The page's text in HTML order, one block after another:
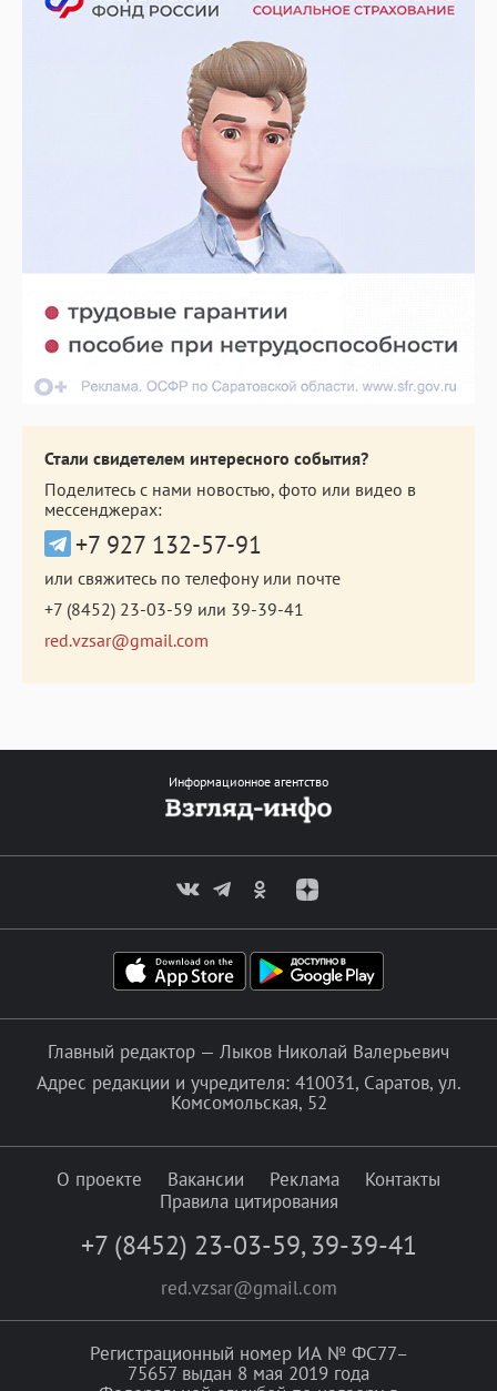
Стали свидетелем интересного события?
Поделитесь с нами новостью, фото или видео в
мессенджерах:
+7 927 132-57-91
или свяжитесь по телефону или почте
+7 (8452) 23-03-59 или 39-39-41
red.vzsar@gmail.com
Информационное агентство
Главный редактор — Лыков Николай Валерьевич
Адрес редакции и учредителя: 410031, Саратов, ул.
Комсомольская, 52
О проекте Вакансии Реклама
Контакты
Правила цитирования
+7 (8452) 23-03-59, 39-39-41
red.vzsar@gmail.com
Регистрационный номер ИА № ФС77–
75657 выдан 8 мая 2019 года